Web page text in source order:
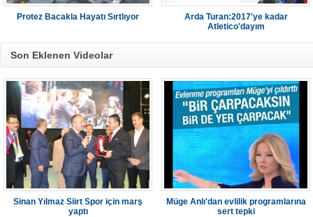
Protez Bacakla Hayatı Sırtlıyor
Arda Turan:2017'ye kadar
Atletico'dayım
Son Eklenen Videolar
Sinan Yılmaz Siirt Spor için marş
yaptı
Müge Anlı'dan evlilik programlarına
sert tepki